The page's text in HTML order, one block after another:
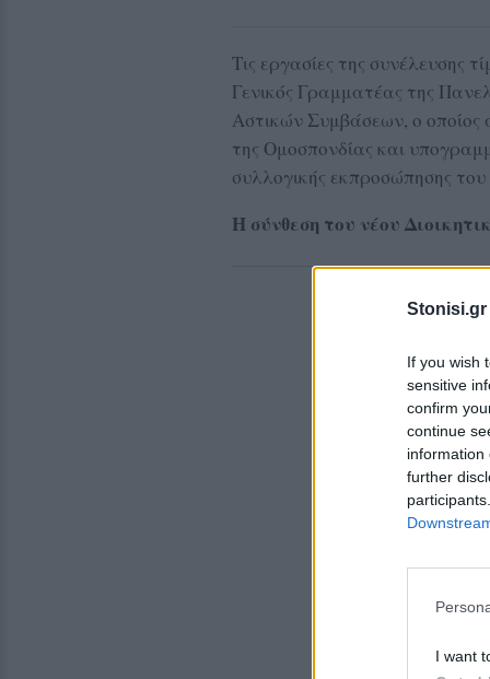
Stonisi.gr
If you wish
sensitive
confirm
continue
information
further
I want
Τις εργασίες της συνέλευσης
Γενικός Γραμματέας της
Αστικών Συμβάσεων, ο
της Ομοσπονδίας και
συλλογικής εκπροσώπησης
Η σύνθεση του νέου